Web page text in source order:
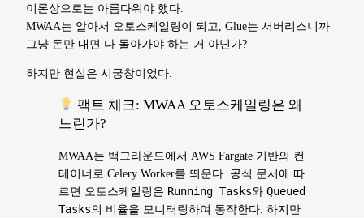
이론상으로는 아름다워야 했다.
MWAA는 알아서 오토스케일링이 되고, Glue는 서버리스니까
그냥 돈만 내면 다 돌아가야 하는 거 아닌가?
하지만 현실은 시궁창이었다.
팩트 체크: MWAA 오토스케일링은 왜
느린가?
MWAA는 백그라운드에서 AWS Fargate 기반의 컨
테이너로 Celery Worker를 띄운다. 공식 문서에 따
르면 오토스케일링은 Running Tasks와 Queued
Tasks의 비율을 모니터링하여 동작한다. 하지만